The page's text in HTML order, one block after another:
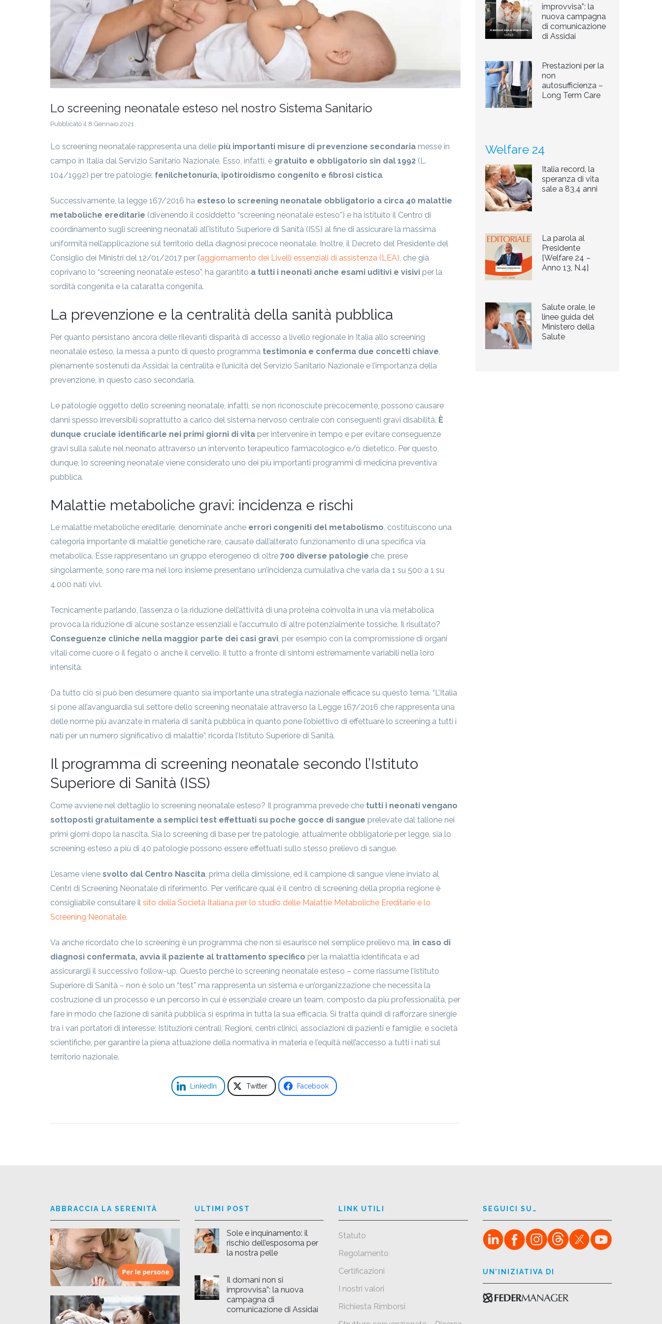
ISTRUZIONI
OPERATIVE
Lo screening neonatale esteso nel nostro Sistema Sanitario
Pubblicato il 8 Gennaio 2021
Lo screening neonatale rappresenta una delle più importanti misure di prevenzione secondaria messe in
campo in Italia dal Servizio Sanitario Nazionale. Esso, infatti, è gratuito e obbligatorio sin dal 1992 (L.
104/1992) per tre patologie: fenilchetonuria, ipotiroidismo congenito e fibrosi cistica.
Successivamente, la legge 167/2016 ha esteso lo screening neonatale obbligatorio a circa 40 malattie
metaboliche ereditarie (divenendo il cosiddetto “screening neonatale esteso”) e ha istituito il Centro di
coordinamento sugli screening neonatali all’Istituto Superiore di Sanità (ISS) al fine di assicurare la massima
uniformità nell’applicazione sul territorio della diagnosi precoce neonatale. Inoltre, il Decreto del Presidente del
Consiglio dei Ministri del 12/01/2017 per l’aggiornamento dei Livelli essenziali di assistenza (LEA), che già
coprivano lo “screening neonatale esteso”, ha garantito a tutti i neonati anche esami uditivi e visivi per la
sordità congenita e la cataratta congenita.
La prevenzione e la centralità della sanità pubblica
Per quanto persistano ancora delle rilevanti disparità di accesso a livello regionale in Italia allo screening
neonatale esteso, la messa a punto di questo programma testimonia e conferma due concetti chiave
pienamente sostenuti da Assidai: la centralità e l’unicità del Servizio Sanitario Nazionale e l’importanza della
prevenzione, in questo caso secondaria.
Le patologie oggetto dello screening neonatale, infatti, se non riconosciute precocemente, possono causare
danni spesso irreversibili soprattutto a carico del sistema nervoso centrale con conseguenti gravi disabilità. È
dunque cruciale identificarle nei primi giorni di vita per intervenire in tempo e per evitare conseguenze
gravi sulla salute nel neonato attraverso un intervento terapeutico farmacologico e/o dietetico. Per questo,
dunque, lo screening neonatale viene considerato uno dei più importanti programmi di medicina preventiva
pubblica.
Malattie metaboliche gravi: incidenza e rischi
Le malattie metaboliche ereditarie, denominate anche errori congeniti del metabolismo, costituiscono una
categoria importante di malattie genetiche rare, causate dall’alterato funzionamento di una specifica via
metabolica. Esse rappresentano un gruppo eterogeneo di oltre 700 diverse patologie che, prese
singolarmente, sono rare ma nel loro insieme presentano un’incidenza cumulativa che varia da 1 su 500 a 1 su
4.000 nati vivi.
Tecnicamente parlando, l’assenza o la riduzione dell’attività di una proteina coinvolta in una via metabolica
provoca la riduzione di alcune sostanze essenziali e l’accumulo di altre potenzialmente tossiche. Il risultato?
Conseguenze cliniche nella maggior parte dei casi gravi, per esempio con la compromissione di organi
vitali come cuore o il fegato o anche il cervello. Il tutto a fronte di sintomi estremamente variabili nella loro
intensità.
Da tutto ciò si può ben desumere quanto sia importante una strategia nazionale efficace su questo tema. “L’Italia
si pone all’avanguardia sul settore dello screening neonatale attraverso la Legge 167/2016 che rappresenta una
delle norme più avanzate in materia di sanità pubblica in quanto pone l’obiettivo di effettuare lo screening a tutti i
nati per un numero significativo di malattie”, ricorda l’Istituto Superiore di Sanità.
Il programma di screening neonatale secondo l’Istituto
Superiore di Sanità (ISS)
Come avviene nel dettaglio lo screening neonatale esteso? Il programma prevede che tutti i neonati vengano
sottoposti gratuitamente a semplici test effettuati su poche gocce di sangue prelevate dal tallone nei
primi giorni dopo la nascita. Sia lo screening di base per tre patologie, attualmente obbligatorie per legge, sia lo
screening esteso a più di 40 patologie possono essere effettuati sullo stesso prelievo di sangue.
L’esame viene svolto dal Centro Nascita , prima della dimissione, ed il campione di sangue viene inviato al
Centri di Screening Neonatale di riferimento. Per verificare qual è il centro di screening della propria regione è
consigliabile consultare il sito della Società Italiana per lo studio delle Malattie Metaboliche Ereditarie e lo
Screening Neonatale.
Va anche ricordato che lo screening è un programma che non si esaurisce nel semplice prelievo ma, in caso di
diagnosi confermata, avvia il paziente al trattamento specifico per la malattia identificata e ad
assicurargli il successivo follow-up. Questo perché lo screening neonatale esteso – come riassume l’Istituto
Superiore di Sanità – non è solo un “test” ma rappresenta un sistema e un’organizzazione che necessita la
costruzione di un processo e un percorso in cui è essenziale creare un team, composto da più professionalità, per
fare in modo che l’azione di sanità pubblica si esprima in tutta la sua efficacia. Si tratta quindi di rafforzare sinergie
tra i vari portatori di interesse: Istituzioni centrali, Regioni, centri clinici, associazioni di pazienti e famiglie, e società
scientifiche, per garantire la piena attuazione della normativa in materia e l’equità nell’accesso a tutti i nati sul
territorio nazionale.
LinkedIn Twitter Facebook
improvvisa”: la
nuova campagna
di comunicazione
di Assidai
Prestazioni per la
non
autosufficienza –
Long Term Care
Welfare 24
Italia record, la
speranza di vita
sale a 83,4 anni
La parola al
Presidente
[Welfare 24 –
Anno 13, N.4]
Salute orale, le
linee guida del
Ministero della
Salute
ABBRACCIA LA SERENITÀ ULTIMI POST
Sole e inquinamento: il
rischio dell’esposoma per
la nostra pelle
Il domani non si
improvvisa”: la nuova
campagna di
comunicazione di Assidai
LINK UTILI
Statuto
Regolamento
Certificazioni
I nostri valori
Richiesta Rimborsi
SEGUICI SU…
UN’INIZIATIVA DI